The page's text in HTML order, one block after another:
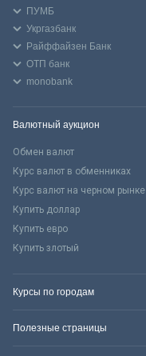
ПУМБ
Укргазбанк
Райффайзен Банк
ОТП банк
monobank
Валютный аукцион
Обмен валют
Курс валют в обменниках
Курс валют на черном рынке
Купить доллар
Купить евро
Купить злотый
Курсы по городам
Полезные страницы